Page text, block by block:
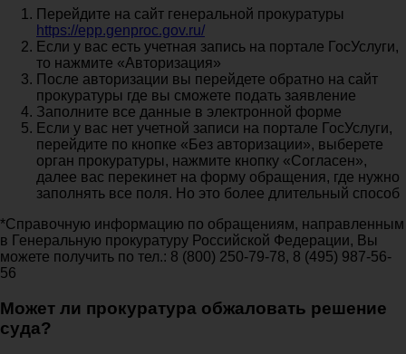
Перейдите на сайт генеральной прокуратуры
https://epp.genproc.gov.ru/
Если у вас есть учетная запись на портале ГосУслуги,
то нажмите «Авторизация»
После авторизации вы перейдете обратно на сайт
прокуратуры где вы сможете подать заявление
Заполните все данные в электронной форме
Если у вас нет учетной записи на портале ГосУслуги,
перейдите по кнопке «Без авторизации», выберете
орган прокуратуры, нажмите кнопку «Согласен»,
далее вас перекинет на форму обращения, где нужно
заполнять все поля. Но это более длительный способ
*Справочную информацию по обращениям, направленным
в Генеральную прокуратуру Российской Федерации, Вы
можете получить по тел.: 8 (800) 250-79-78, 8 (495) 987-56-
56
Может ли прокуратура обжаловать решение
суда?